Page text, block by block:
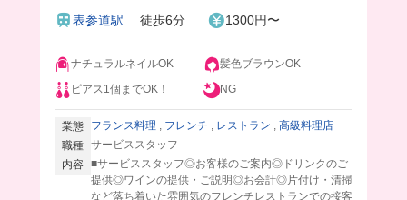
みやすいですよ♪
表参道駅 徒歩6分 1300円〜
ナチュラルネイルOK
髪色ブラウンOK
ピアス1個までOK！
NG
業態 フランス料理 フレンチ レストラン
高級料理店
職種 サービススタッフ
内容 ■サービススタッフ◎お客様のご案内◎ドリンクのご
提供◎ワインの提供・ご説明◎お会計◎片付け・清掃
など落ち着いた雰囲気のフレンチレストランでの接客